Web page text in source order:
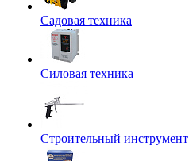
Садовая техника
Силовая техника
Строительный инструмент